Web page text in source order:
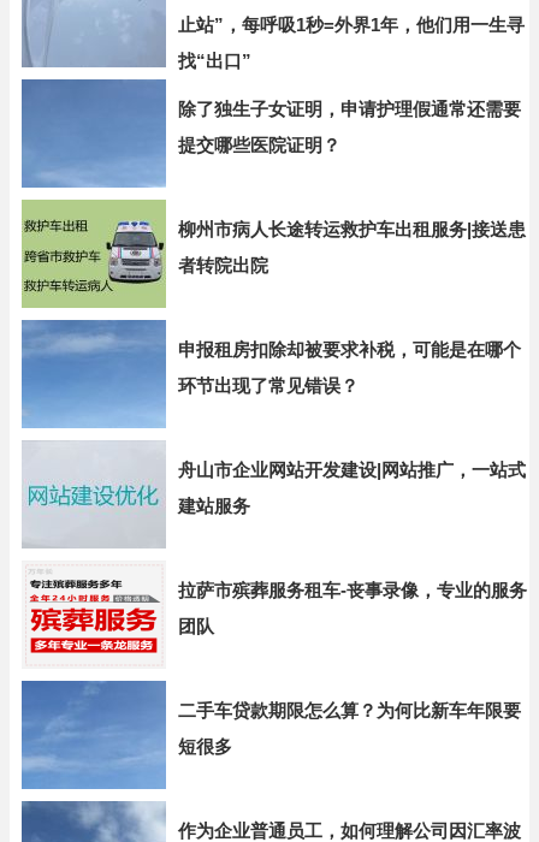
止站”，每呼吸1秒=外界1年，他们用一生寻
找“出口”
除了独生子女证明，申请护理假通常还需要
提交哪些医院证明？
柳州市病人长途转运救护车出租服务|接送患
者转院出院
申报租房扣除却被要求补税，可能是在哪个
环节出现了常见错误？
舟山市企业网站开发建设|网站推广，一站式
建站服务
拉萨市殡葬服务租车-丧事录像，专业的服务
团队
二手车贷款期限怎么算？为何比新车年限要
短很多
作为企业普通员工，如何理解公司因汇率波